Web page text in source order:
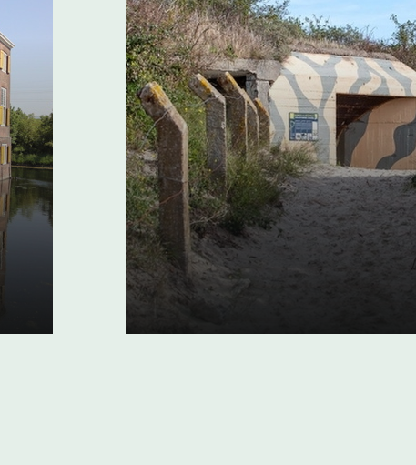
Bunkerroute De
Ouddorp
Het hele jaar - gratis